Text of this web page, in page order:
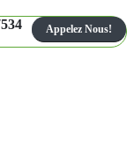
Appelez Nous!